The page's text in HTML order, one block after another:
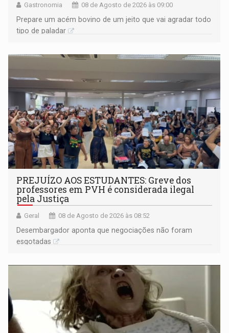
Gastronomia 08 de Agosto de 2026 às 09:00
Prepare um acém bovino de um jeito que vai agradar todo
tipo de paladar
PREJUÍZO AOS ESTUDANTES: Greve dos
professores em PVH é considerada ilegal
pela Justiça
Geral 08 de Agosto de 2026 às 08:52
Desembargador aponta que negociações não foram
esgotadas